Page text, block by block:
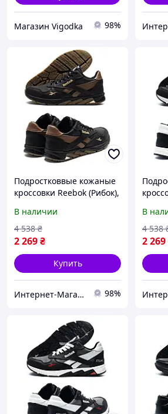
Магазин Vigodka 98%
Подростковвые кожаные
кроссовки Reebok (Рибок),
черные, кеды. Мужская
обувь
В наличии
2 269₴
4 538 ₴
Купить
Интернет-Магазин Klambi Shop 98%
обувь
В
2 269
4 538